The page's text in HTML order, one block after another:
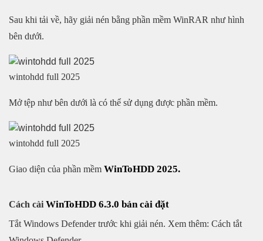
Sau khi tải về, hãy giải nén bằng phần mềm WinRAR như hình
bên dưới.
wintohdd full 2025
Mở tệp như bên dưới là có thể sử dụng được phần mềm.
wintohdd full 2025
Giao diện của phần mềm WinToHDD 2025.
Cách cài WinToHDD 6.3.0 bản cài đặt
Tắt Windows Defender trước khi giải nén. Xem thêm: Cách tắt